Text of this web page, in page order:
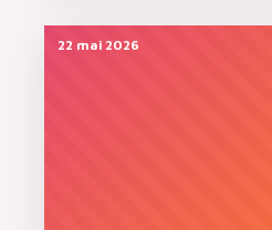
22 mai 2026